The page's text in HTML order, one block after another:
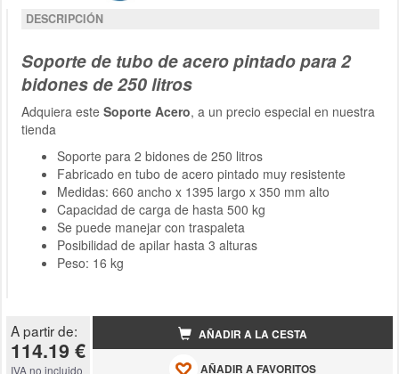
DESCRIPCIÓN
Soporte de tubo de acero pintado para 2
bidones de 250 litros
Adquiera este Soporte Acero, a un precio especial en nuestra
tienda
Soporte para 2 bidones de 250 litros
Fabricado en tubo de acero pintado muy resistente
Medidas: 660 ancho x 1395 largo x 350 mm alto
Capacidad de carga de hasta 500 kg
Se puede manejar con traspaleta
Posibilidad de apilar hasta 3 alturas
Peso: 16 kg
A partir de:
114.19 €
IVA no incluido
AÑADIR A LA CESTA
AÑADIR A FAVORITOS